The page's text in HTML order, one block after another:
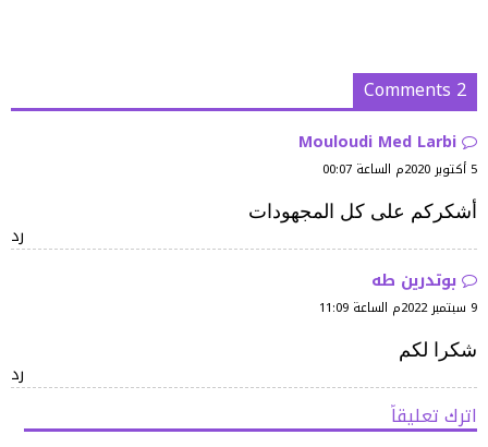
2 Comments
5 أكتوبر 2020م الساعة 00:07
أشكركم على كل المجهودات
رد
بوتدرين طه
9 سبتمبر 2022م الساعة 11:09
شكرا لكم
رد
اترك تعليقاً